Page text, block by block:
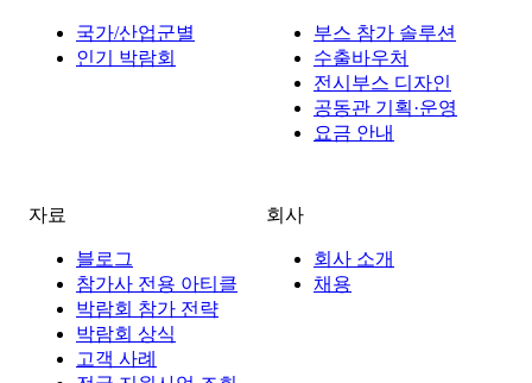
국가/산업군별
인기 박람회
부스 참가 솔루션
수출바우처
전시부스 디자인
공동관 기획·운영
요금 안내
자료
블로그
참가사 전용 아티클
박람회 참가 전략
박람회 상식
고객 사례
회사
회사 소개
채용